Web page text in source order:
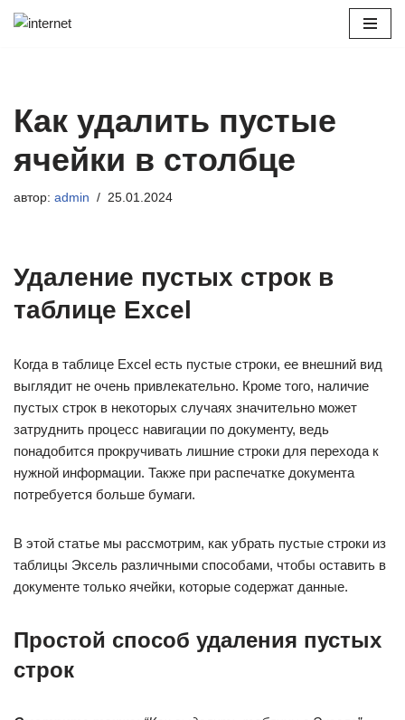
Как удалить пустые
ячейки в столбце
автор: admin 25.01.2024
Удаление пустых строк в
таблице Excel
Когда в таблице Excel есть пустые строки, ее внешний вид
выглядит не очень привлекательно. Кроме того, наличие
пустых строк в некоторых случаях значительно может
затруднить процесс навигации по документу, ведь
понадобится прокручивать лишние строки для перехода к
нужной информации. Также при распечатке документа
потребуется больше бумаги.
В этой статье мы рассмотрим, как убрать пустые строки из
таблицы Эксель различными способами, чтобы оставить в
документе только ячейки, которые содержат данные.
Простой способ удаления пустых
строк